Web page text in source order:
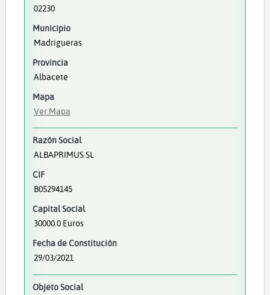
02230
Municipio
Madrigueras
Provincia
Albacete
Mapa
Ver Mapa
Razón Social
ALBAPRIMUS SL
CIF
B05294145
Capital Social
30000.0 Euros
Fecha de Constitución
29/03/2021
Objeto Social